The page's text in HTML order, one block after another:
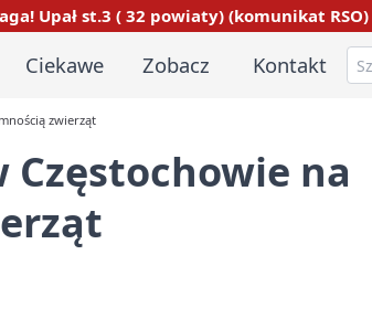
Upał st.3 ( 32 powiaty) (komunikat RSO)
Ciekawe Zobacz Kontakt
zwierząt
Częstochowie na